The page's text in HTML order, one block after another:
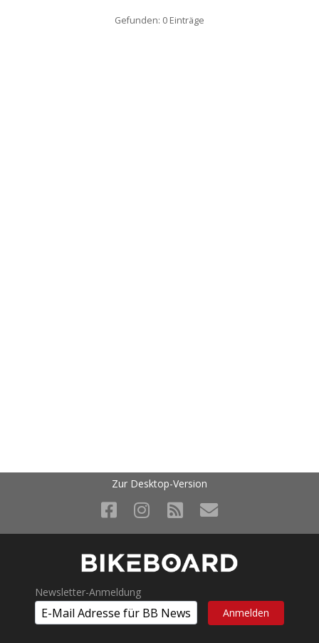
Gefunden: 0 Einträge
Zur Desktop-Version
Newsletter-Anmeldung